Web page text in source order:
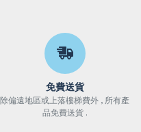
免費送貨
除偏遠地區或上落樓梯費外 , 所有產
品免費送貨 .